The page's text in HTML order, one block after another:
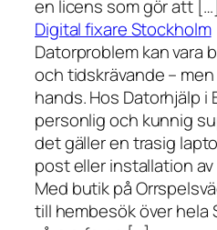
en licens som gör att […]
Digital fixare Stockholm
Datorproblem kan vara
och tidskrävande –
hands. Hos Datorhjälp i
personlig och kunnig
det gäller en trasig
post eller installation
Med butik på
till hembesök över hela